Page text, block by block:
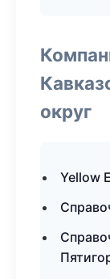
округ
Yellow